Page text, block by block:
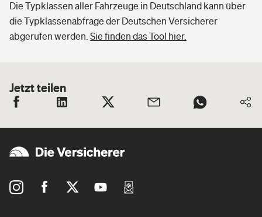
Die Typklassen aller Fahrzeuge in Deutschland kann über
die Typklassenabfrage der Deutschen Versicherer
abgerufen werden. Sie finden das Tool hier.
Jetzt teilen